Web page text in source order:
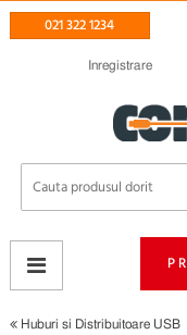
021 322 1234
Inregistrare
Huburi si Distribuitoare USB